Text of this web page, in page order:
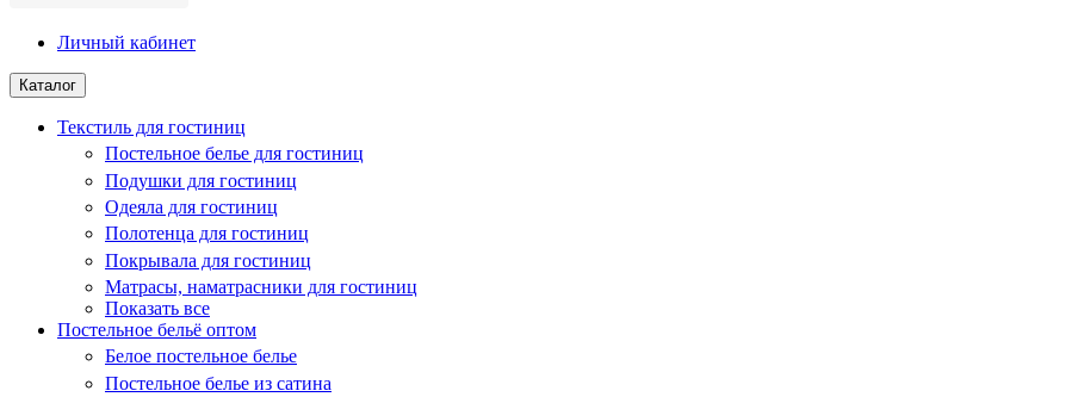
Личный кабинет
Каталог
Текстиль для гостиниц
Постельное белье для гостиниц
Подушки для гостиниц
Одеяла для гостиниц
Полотенца для гостиниц
Покрывала для гостиниц
Матрасы, наматрасники для гостиниц
Показать все
Постельное бельё оптом
Белое постельное белье
Постельное белье из сатина